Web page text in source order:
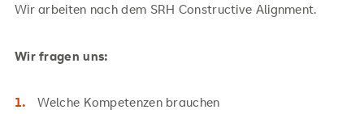
Wir arbeiten nach dem SRH Constructive Alignment.
Wir fragen uns:
Welche Kompetenzen brauchen